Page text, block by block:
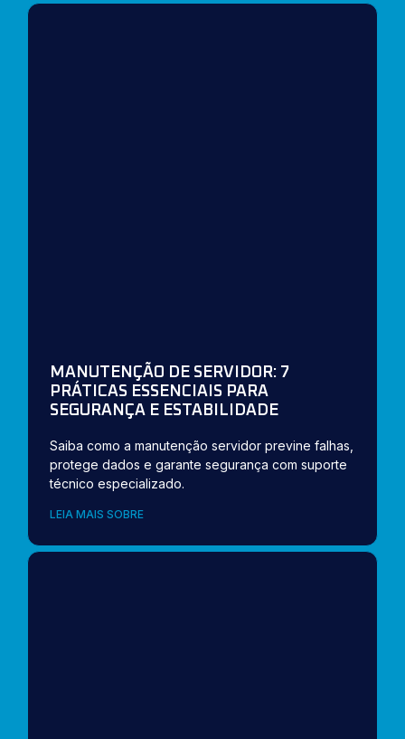
MANUTENÇÃO DE SERVIDOR: 7
PRÁTICAS ESSENCIAIS PARA
SEGURANÇA E ESTABILIDADE
Saiba como a manutenção servidor previne falhas,
protege dados e garante segurança com suporte
técnico especializado.
LEIA MAIS SOBRE